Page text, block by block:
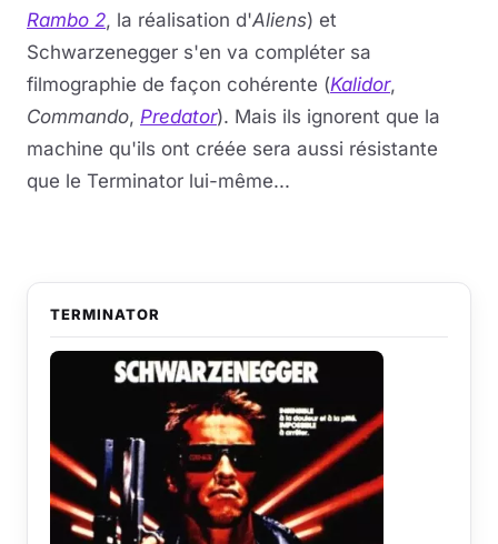
Rambo 2, la réalisation d'Aliens) et
Schwarzenegger s'en va compléter sa
filmographie de façon cohérente (Kalidor,
Commando, Predator). Mais ils ignorent que la
machine qu'ils ont créée sera aussi résistante
que le Terminator lui-même...
TERMINATOR